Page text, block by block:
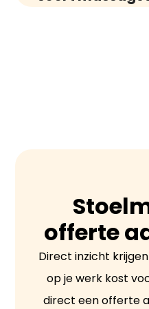
offerte
Direct inzicht
op je werk kost
direct een offerte